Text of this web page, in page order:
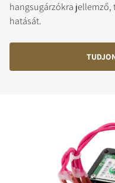
hangsugárzókra
hatását.